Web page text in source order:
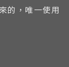
的，唯一使用